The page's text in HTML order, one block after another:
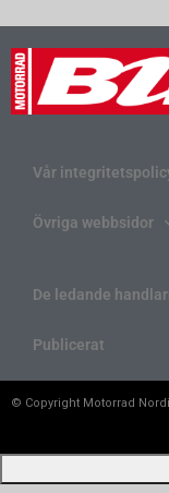
Vår
Övriga webbsidor
De ledande
Publicerat
© Copyright Motorrad